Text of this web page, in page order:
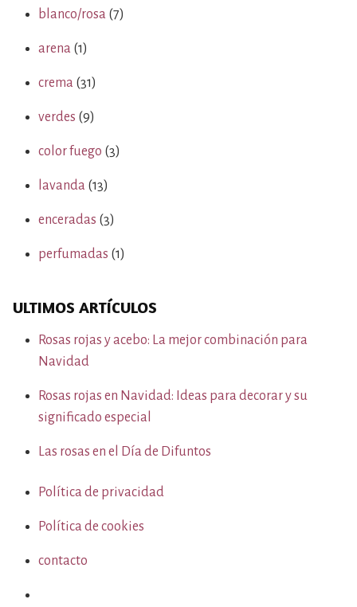
blanco/rosa (7)
arena (1)
crema (31)
verdes (9)
color fuego (3)
lavanda (13)
enceradas (3)
perfumadas (1)
ULTIMOS ARTÍCULOS
Rosas rojas y acebo: La mejor combinación para
Navidad
Rosas rojas en Navidad: Ideas para decorar y su
significado especial
Las rosas en el Día de Difuntos
Política de privacidad
Política de cookies
contacto